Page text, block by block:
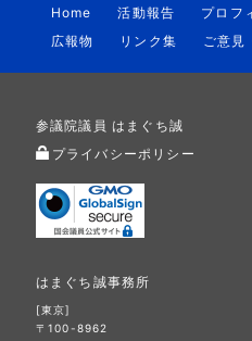
Home 活動報告 プロフ
広報物
リンク集 ご意見
参議院議員 はまぐち誠
プライバシーポリシー
はまぐち誠事務所
[東京]
〒100-8962